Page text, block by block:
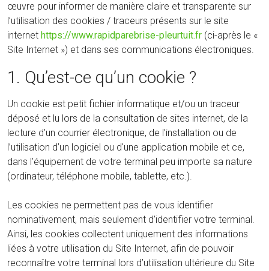
œuvre pour informer de manière claire et transparente sur
l’utilisation des cookies / traceurs présents sur le site
internet https://www.rapidparebrise-pleurtuit.fr (ci-après le «
Site Internet ») et dans ses communications électroniques.
1. Qu’est-ce qu’un cookie ?
Un cookie est petit fichier informatique et/ou un traceur
déposé et lu lors de la consultation de sites internet, de la
lecture d’un courrier électronique, de l’installation ou de
l’utilisation d’un logiciel ou d'une application mobile et ce,
dans l’équipement de votre terminal peu importe sa nature
(ordinateur, téléphone mobile, tablette, etc.).
Les cookies ne permettent pas de vous identifier
nominativement, mais seulement d’identifier votre terminal.
Ainsi, les cookies collectent uniquement des informations
liées à votre utilisation du Site Internet, afin de pouvoir
reconnaître votre terminal lors d’utilisation ultérieure du Site